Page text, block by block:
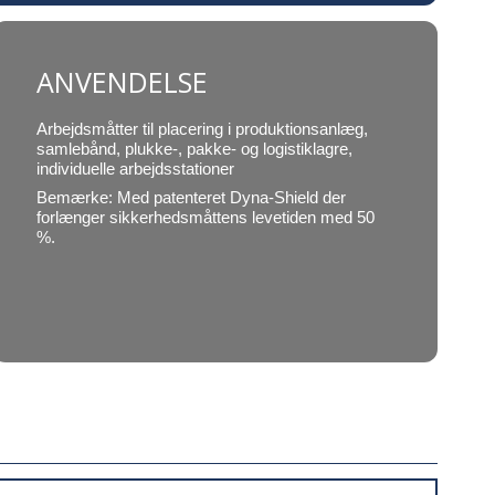
ANVENDELSE
Arbejdsmåtter til placering i produktionsanlæg,
samlebånd, plukke-, pakke- og logistiklagre,
individuelle arbejdsstationer
Bemærke: Med patenteret Dyna-Shield der
forlænger sikkerhedsmåttens levetiden med 50
%.